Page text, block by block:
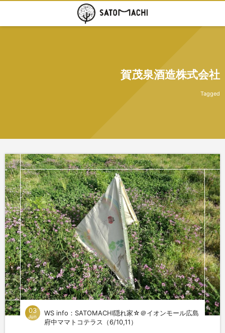
賀茂泉酒造株式会社
Tagged
03
Jun
WS info：SATOMACHI隠れ家☆＠イオンモール広島
府中ママトコテラス（6/10,11）